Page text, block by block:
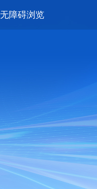
无障碍浏览